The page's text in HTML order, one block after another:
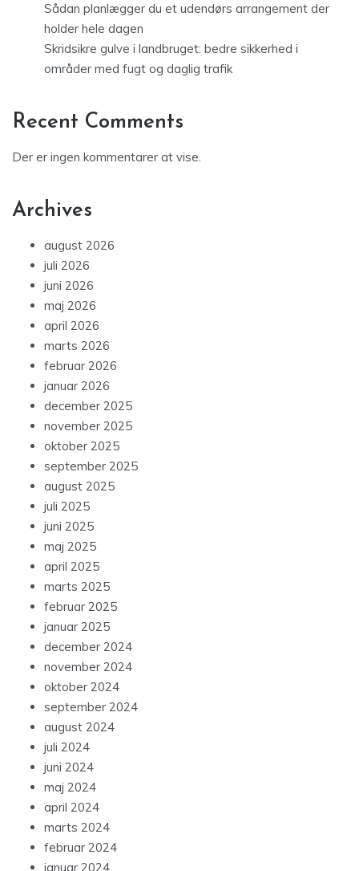
Sådan planlægger du et udendørs arrangement der
holder hele dagen
Skridsikre gulve i landbruget: bedre sikkerhed i
områder med fugt og daglig trafik
Recent Comments
Der er ingen kommentarer at vise.
Archives
august 2026
juli 2026
juni 2026
maj 2026
april 2026
marts 2026
februar 2026
januar 2026
december 2025
november 2025
oktober 2025
september 2025
august 2025
juli 2025
juni 2025
maj 2025
april 2025
marts 2025
februar 2025
januar 2025
december 2024
november 2024
oktober 2024
september 2024
august 2024
juli 2024
juni 2024
maj 2024
april 2024
marts 2024
februar 2024
januar 2024